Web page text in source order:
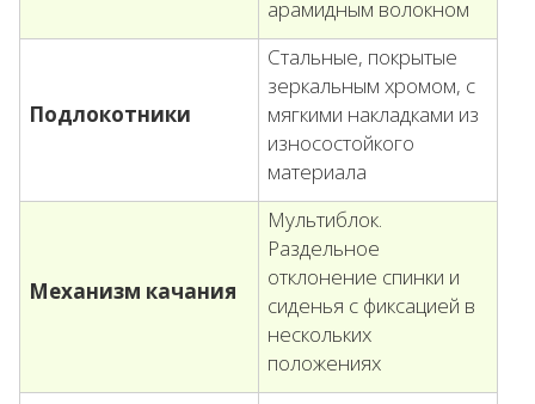
арамидным волокном
Подлокотники
Стальные, покрытые
зеркальным хромом, с
мягкими накладками из
износостойкого
материала
Механизм качания
Мультиблок.
Раздельное
отклонение спинки и
сиденья с фиксацией в
нескольких
положениях